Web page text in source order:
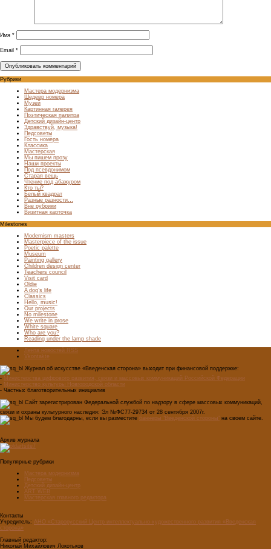
Имя *
Email *
Рубрики
Мастера модернизма
Шедевр номера
Музей
Картинная галерея
Поэтическая палитра
Детский дизайн-центр
Здравствуй, музыка!
Педсоветы
Гость номера
Классика
Мастерская
Мы пишем прозу
Наши проекты
Под псевдонимом
Старая вещь
Чтение под абажуром
Кто ты?
Белый квадрат
Разные разности…
Вне рубрики
Визитная карточка
Milestones
Modernism masters
Masterpiece of the issue
Poetic palette
Museum
Painting gallery
Children design center
Teachers council
Visit card
Oldie
A dog’s life
Classics
Hello, music!
Our projects
No milestone
We write in prose
White square
Who are you?
Reading under the lamp shade
Лента новостей RSS
Vkontakte
Журнал об искусстве «Введенская сторона» выходит при финансовой поддержке:
- Министерства цифрового развития, связи и массовых коммуникаций Российской Федерации
- Министерство культуры Новгородской области
- Частных благотворительных инициатив
Сайт зарегистрирован Федеральной службой по надзору в сфере массовых коммуникаций,
связи и охраны культурного наследия: Эл №ФС77-29734 от 28 сентября 2007г.
Мы будем благодарны, если вы разместите баннеры "Введенской стороны" на своем сайте.
Архив журнала
Популярные рубрики
Мастера модернизма
Педсоветы
Детский дизайн-центр
ART WEB
Мастерская главного редактора
Контакты
Учредитель: АНО «Старорусский Центр интеллектуально-художественного развития «Введенская
сторона»
Главный редактор:
Николай Михайлович Локотьков